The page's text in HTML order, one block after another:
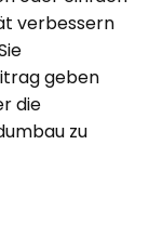
verbessern
geben
die
zu